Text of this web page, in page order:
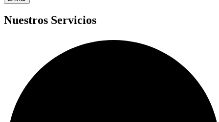
Nuestros Servicios